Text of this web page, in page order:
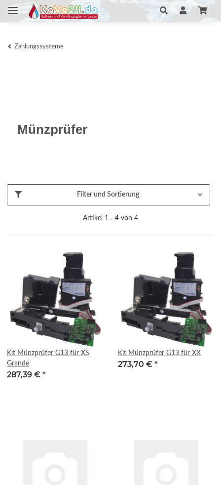
Zahlungssysteme
Münzprüfer
Filter und Sortierung
Artikel 1 - 4 von 4
Kit Münzprüfer G13 für XS
Grande
287,39 € *
Kit Münzprüfer G13 für XX
273,70 € *